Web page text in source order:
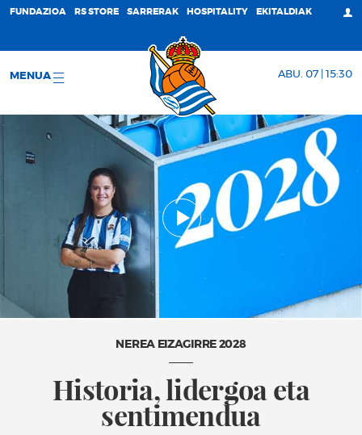
FUNDAZIOA RS STORE SARRERAK HOSPITALITY EKITALDIAK
MENUA ABU. 07 | 15:30
NEREA EIZAGIRRE 2028
Historia, lidergoa eta
sentimendua